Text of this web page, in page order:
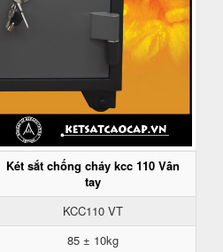
Két sắt chống cháy kcc 110 Vân
tay
KCC110 VT
85 ± 10kg